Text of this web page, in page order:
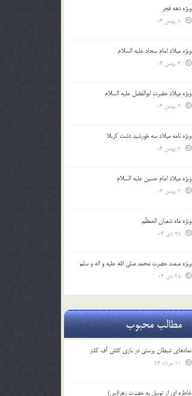
ویژه دهه فجر
ویژه میلاد امام سجاد علیه السلام
ویژه میلاد حضرت ابوالفضل علیه السلام
ویژه نامه میلاد سه خورشید دشت کربلا
ویژه میلاد امام حسین علیه السلام
ویژه ماه شعبان المعظّم
ویژه مبعث حضرت محمد صلی الله علیه و اله و سلم
مطالب محبوب
نمادهای شیطان پرستی در بازی کلش آف کلنز
خاطره ای از توسل به حضرت زهرا(س)